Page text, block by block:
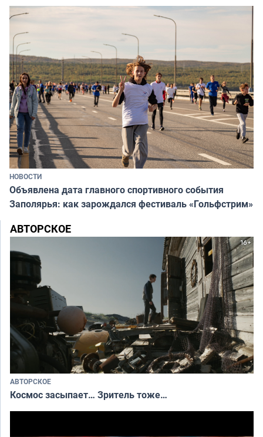
НОВОСТИ
Объявлена дата главного спортивного события
Заполярья: как зарождался фестиваль «Гольфстрим»
АВТОРСКОЕ
АВТОРСКОЕ
Космос засыпает… Зритель тоже…